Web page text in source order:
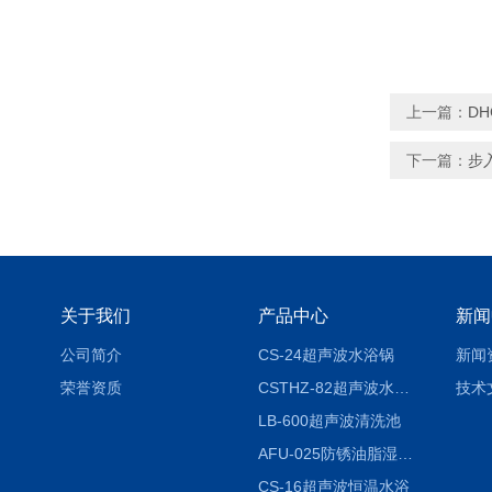
上一篇：
下一篇： 步
关于我们
公司简介
荣誉资质
产品中心
CS-24超声波水浴锅
LB-600超声波清洗池
CS-16超声波恒温水浴
新
新闻
技术